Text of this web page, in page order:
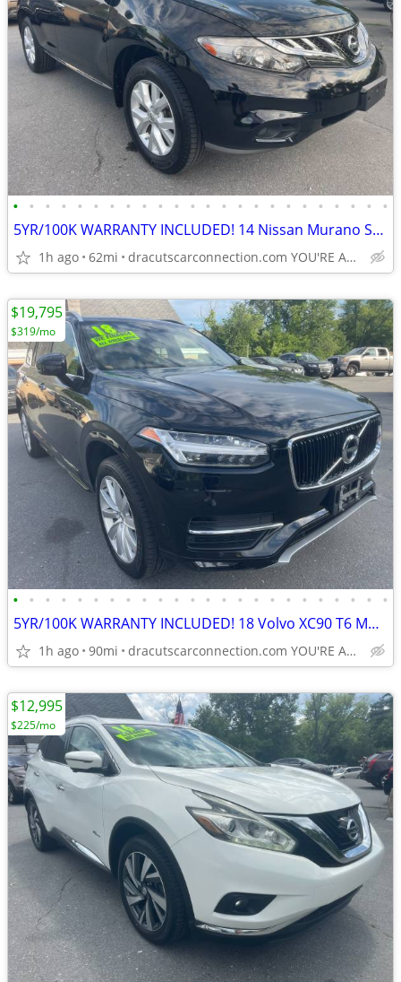
• • • • • • • • • • • • • • • • • • • • • • • •
5YR/100K WARRANTY INCLUDED! 14 Nissan Murano SL AWD w/ONLY 62K! LOADED
1h ago 62mi dracutscarconnection.com YOU'RE APPROVED! $1000 Down $42/WK
• • • • • • • • • • • • • • • • • • • • • • • •
5YR/100K WARRANTY INCLUDED! 18 Volvo XC90 T6 Momentum AWD! ONLY 90K!
1h ago 90mi dracutscarconnection.com YOU'RE APPROVED! $1500 Down $79/WK
$19,795
$319/mo
$12,995
$225/mo